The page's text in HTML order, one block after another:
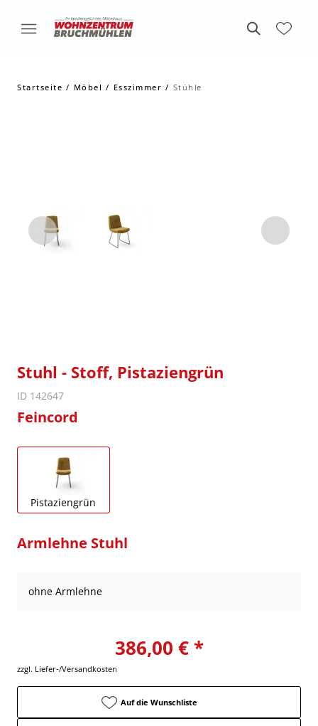
Startseite Möbel Esszimmer Stühle
Stuhl - Stoff, Pistaziengrün
ID 142647
Feincord
Pistaziengrün
Armlehne Stuhl
ohne Armlehne
386,00 € *
zzgl. Liefer-/Versandkosten
Auf die Wunschliste